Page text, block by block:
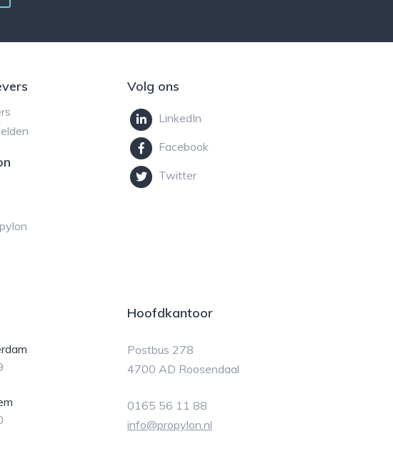
Volg ons
LinkedIn
Facebook
Twitter
Hoofdkantoor
Postbus 278
4700 AD Roosendaal
0165 56 11 88
info@propylon.nl